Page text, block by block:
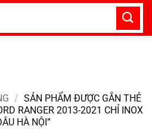
/ SẢN PHẨM ĐƯỢC GẮN THẺ
RANGER 2013-2021 CHỈ INOX
HÀ NỘI”